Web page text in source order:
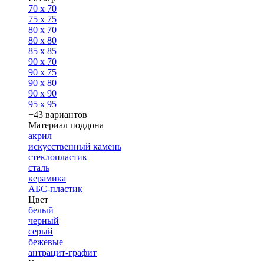
70 x 70
75 x 75
80 x 70
80 x 80
85 x 85
90 x 70
90 x 75
90 x 80
90 x 90
95 x 95
+43 вариантов
Материал поддона
акрил
искусственный камень
стеклопластик
сталь
керамика
АБС-пластик
Цвет
белый
черный
серый
бежевые
антрацит-графит